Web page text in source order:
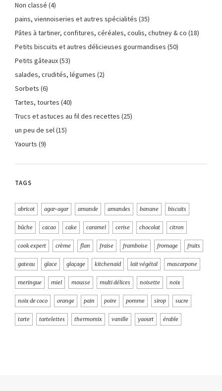
Non classé (4)
pains, viennoiseries et autres spécialités (35)
Pâtes à tartiner, confitures, céréales, coulis, chutney & co (18)
Petits biscuits et autres délicieuses gourmandises (50)
Petits gâteaux(53)
salades, crudités, légumes (2)
Sorbets (6)
Tartes, tourtes (40)
Trucs et astuces au fil des recettes (25)
un peu de sel(15)
Yaourts (9)
TAGS
abricot agar-agar amande amandes banane biscuits
bûche cacao cake caramel cerise chocolat citron
cook expert crème flan fraise framboise fromage fruits
gateau glace glaçage kitchenaid lait végétal mascarpone
meringue miel mousse multi délices noisette noix
noix de coco orange pain poire pomme sirop sucre
tarte tartelettes thermomix vanille yaourt érable